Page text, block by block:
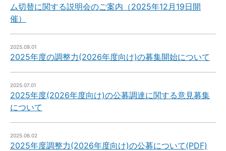
ム切替に関する説明会のご案内（2025年12月19日開
催）
2025.09.01
2025年度の調整力(2026年度向け)の募集開始について
2025.07.01
2025年度(2026年度向け)の公募調達に関する意見募集
について
2025.06.02
2025年度調整力(2026年度向け)の公募について(PDF)